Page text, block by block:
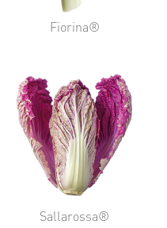
Fiorina®
Sallarossa®